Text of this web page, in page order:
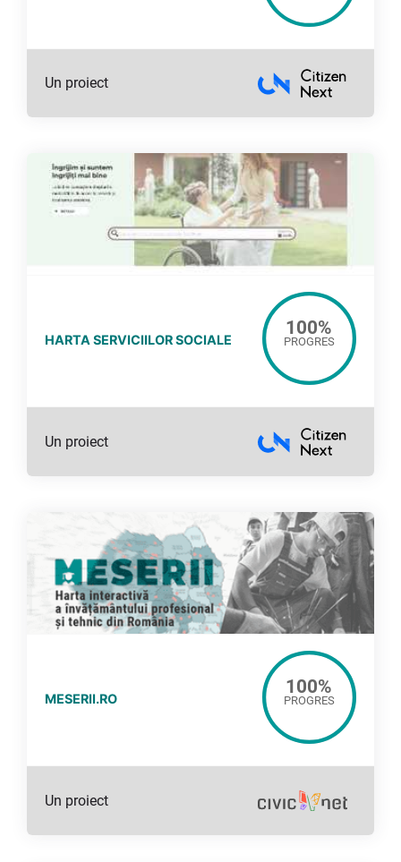
Un proiect
HARTA SERVICIILOR SOCIALE
100%
PROGRES
Un proiect
MESERII.RO
100%
PROGRES
Un proiect